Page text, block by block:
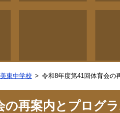
東中学校 令和8年度第41回体育会の
の再案内とプログ